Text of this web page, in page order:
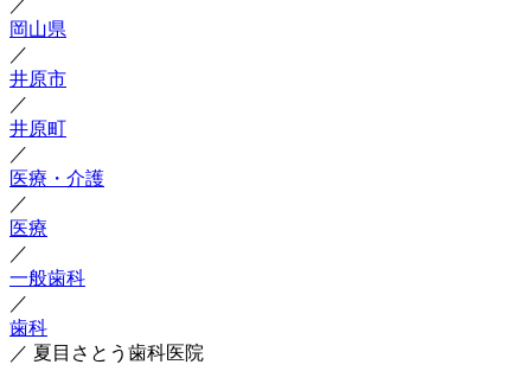
／
岡山県
／
井原市
／
井原町
／
医療・介護
／
医療
／
一般歯科
／
歯科
／ 夏目さとう歯科医院